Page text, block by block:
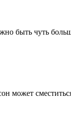
быть чуть
может